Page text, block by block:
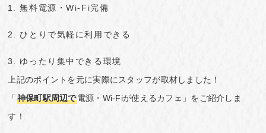
無料電源・Wi-Fi完備
ひとりで気軽に利用できる
ゆったり集中できる環境
上記のポイントを元に実際にスタッフが取材しました！
「 神保町駅周辺で電源・Wi-Fiが使えるカフェ」をご紹介しま
す！